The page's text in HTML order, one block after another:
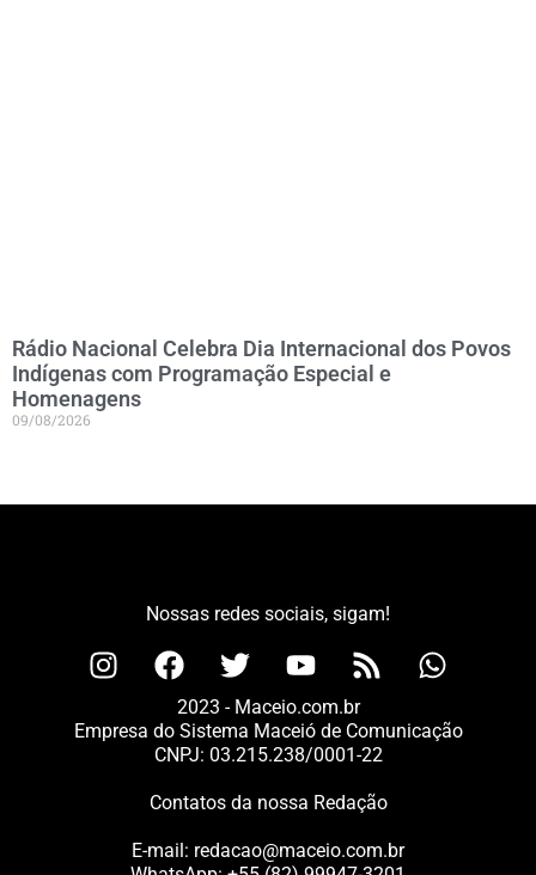
Rádio Nacional Celebra Dia Internacional dos Povos
Indígenas com Programação Especial e
Homenagens
09/08/2026
Nossas redes sociais, sigam!
2023 - Maceio.com.br
Empresa do Sistema Maceió de Comunicação
CNPJ: 03.215.238/0001-22
Contatos da nossa Redação
E-mail: redacao@maceio.com.br